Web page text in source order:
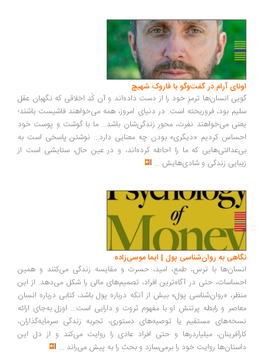
آرام در گفت‌وگو با فاروک شهیچ‭
انسان‌ها ترمزِ خود را از دست داده‌اند و آن کُدِ اخلاقی که نگهبان عقل
بود، فروریخته است. در دنیای امروز، همه می‌خواهند فاشیست باشند؛
می‌خواهند نفرت، محورِ زندگی‌شان باشد... ما با گوشت و پوست خود
کردیم «دیگری» بودن چه معنایی دارد... نوشتن پاسخی است به
که ما را احاطه کرده‌اند، و در عین حال، ستایشی است از
زندگی و شادی‌هایش...
به روان‌شناسی پول | ایما موسی‌زاده
با ترس، طمع، امید، حسرت و مقایسه زندگی می‌کنند و همین
حتی در آگاه‌ترین افراد، تصمیم‌های مالی را شکل می‌دهد. از این
«روان‌شناسی پول» بیش از آنکه درباره پول باشد، کتابی درباره انسان
و رابطه پرتنش او با مفهوم ثروت و دارایی است... اوزل به‌جای ارائه
مستقیم یا توصیه‌های دستوری، تجربه زندگی سرمایه‌گذاران،
میلیاردرها و حتی افراد عادی را روایت می‌کند و از دل این
روایت خود را برمی‌سازد و بحث را به پیش می‌راند...